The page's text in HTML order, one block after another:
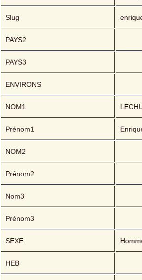
Slug
PAYS2
PAYS3
ENVIRONS
NOM1
Prénom1
NOM2
Prénom2
Nom3
Prénom3
SEXE
HEB